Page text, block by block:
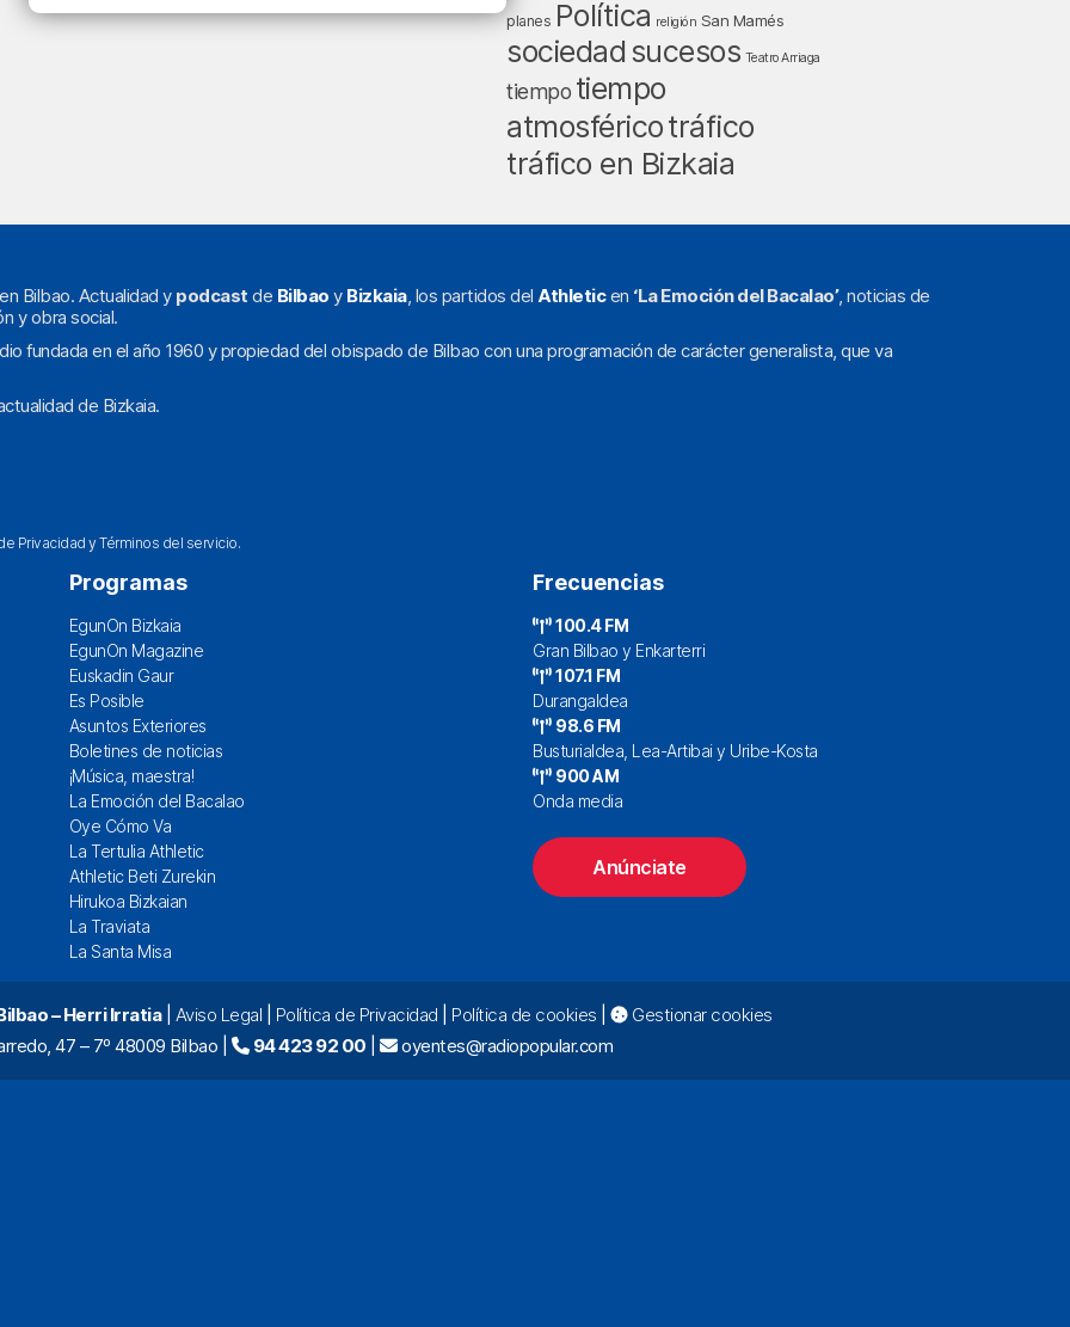
planes Política religión San Mamés
sociedad sucesos Teatro Arriaga
tiempo tiempo
atmosféricotráfico
tráfico en Bizkaia
Bilbao. Actualidad y podcast de Bilbao y Bizkaia, los partidos del Athleticen ‘La Emoción del Bacalao’, noticias de
y obra social.
fundada en el año 1960 y propiedad del obispado de Bilbao con una programación de carácter generalista, que va
de Bizkaia.
PrivacidadyTérminos del servicio.
Programas
EgunOn Bizkaia
EgunOn Magazine
Euskadin Gaur
Es Posible
Asuntos Exteriores
Boletines de noticias
¡Música, maestra!
La Emoción del Bacalao
Oye Cómo Va
La Tertulia Athletic
Athletic Beti Zurekin
Hirukoa Bizkaian
La Traviata
La Santa Misa
Frecuencias
100.4 FM
Gran Bilbao y Enkarterri
107.1 FM
Durangaldea
98.6 FM
Busturialdea, Lea-Artibai y Uribe-Kosta
900 AM
Onda media
Anúnciate
– Herri Irratia| Aviso Legal Política de Privacidad Política de cookies
Gestionar cookies
47 – 7º 48009 Bilbao |
94 423 92 00 | oyentes@radiopopular.com